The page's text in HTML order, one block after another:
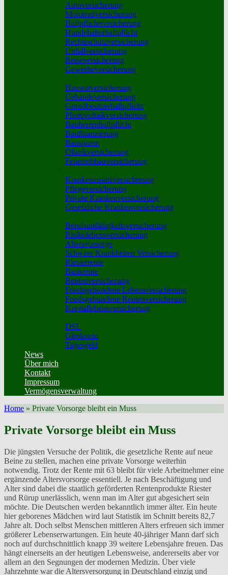
Autoversicherung
Motorradversicherung
Haftpflichtversicherung
Hundehalterhaftpflicht
Rechtsschutzversicherung
Unfallversicherung
Reiseversicherung
Gewerbeversicherung
Hausratversicherung
Gebäudeversicherung
Grundbesitzerhaftpflicht
Photovoltaikversicherung
Bauherrenhaftpflicht
Baufinanzierung
Bausparen
Öltankversicherung
Feuerrohbauversicherung
Krankenzusatzversicherung
Pflegeversicherung
Private Krankenversicherung
Gesetzliche Krankenversicherung
Berufs­unfähigkeitsversicherung
Risikolebensversicherung
Altersvorsorge
Schwere Krankheiten Versicherung
Riesterrente
Basisrente
Rentenversicherung
Fondsgebundene Lebensversicherung
Fondsgebundene Rentenversicherung
Kapitallebensversicherung
DSL
Girokonto
Tagesgeld
News
Über mich
Kontakt
Impressum
Vermögensverwaltung
Home » Private Vorsorge bleibt ein Muss
Private Vorsorge bleibt ein Muss
Die jüngsten Versuche der Politik, die gesetzliche Rente auf neue
Beine zu stellen, machen eine private Vorsorge weiterhin
notwendig. Trotz der Rente mit 63 bleibt für viele Arbeitnehmer eine
ergänzende Altersvorsorge essentiell. Je nach Beschäftigung und
Alter sind dabei die staatlich geförderten Rentenprodukte Riester
und Rürup unerlässlich, wenn man im Alter gut abgesichert sein
möchte. Die Deutschen werden bekanntlich immer älter. Ein heute
hier geborenes Mädchen wird laut Statistik im Schnitt bereits 82,7
Jahre alt. Doch selbst Menschen mittleren Alters erfreuen sich immer
größerer Lebenserwartungen. Ein heute 40-jähriger Mann darf sich
noch auf durchschnittlich knapp 39 weitere Lebensjahre freuen. Das
hängt einerseits an der heutigen Lebensweise, andererseits aber vor
allem an den Segnungen der modernen Medizin. Über viele
Jahrzehnte war die Altersversorgung in Deutschland einzig und